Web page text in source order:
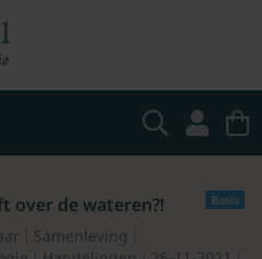
Basis
over de wateren?!
Samenleving